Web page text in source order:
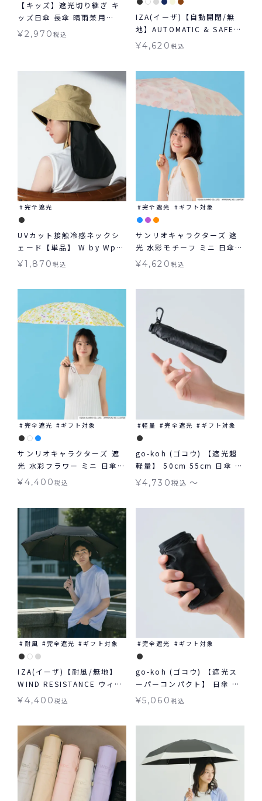
【キッズ】遮光切り継ぎ キ
ッズ日傘 長傘 晴雨兼用
Wpc. KIDS 子ども用
¥2,970税込
IZA(イーザ)【自動開閉/無
地】AUTOMATIC & SAFE
オートマティック＆セーフ
¥4,620 税込
完全遮光
UVカット接触冷感ネックシ
ェード【単品】 W by Wpc.
UVグッズ ギフト対象 グッズ
¥1,870税込
完全遮光 ギフト対象
サンリオキャラクターズ 遮
光 水彩モチーフ ミニ 日傘
折りたたみ ギフト対象 晴雨
¥4,620 税込
完全遮光 ギフト対象
サンリオキャラクターズ 遮
光 水彩フラワー ミニ 日傘
折りたたみ ギフト対象 晴雨
¥4,400税込
軽量 完全遮光 ギフト対象
go-koh (ゴコウ) 【遮光超
軽量】 50cm 55cm 日傘 折
りたたみ 晴雨兼用 ギフト対
¥4,730税込 〜
耐風 完全遮光 ギフト対象
IZA(イーザ)【耐風/無地】
WIND RESISTANCE ウィン
ドレジスタンス 日傘 折りた
¥4,400税込
完全遮光 ギフト対象
go-koh (ゴコウ) 【遮光ス
ーパーコンパクト】 日傘 折
りたたみ 晴雨兼用 ギフト対
¥5,060 税込